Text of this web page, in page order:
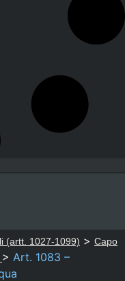
(artt. 1027-1099) > Capo
> Art. 1083 –